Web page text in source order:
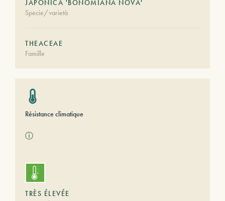
JAPONICA 'BONOMIANA NOVA'
Specie/varietà
THEACEAE
Famille
Résistance climatique
ⓘ
TRÈS ÉLEVÉE